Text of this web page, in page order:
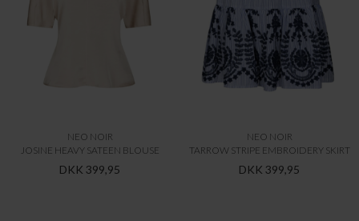
NEO NOIR
JOSINE HEAVY SATEEN BLOUSE
DKK 399,95
NEO NOIR
TARROW STRIPE EMBROIDERY SKIRT
DKK 399,95